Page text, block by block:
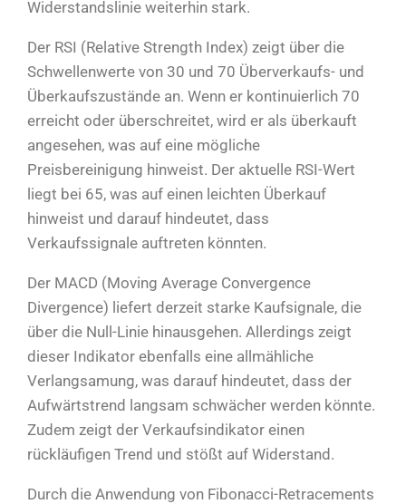
Widerstandslinie weiterhin stark.
Der RSI (Relative Strength Index) zeigt über die
Schwellenwerte von 30 und 70 Überverkaufs- und
Überkaufszustände an. Wenn er kontinuierlich 70
erreicht oder überschreitet, wird er als überkauft
angesehen, was auf eine mögliche
Preisbereinigung hinweist. Der aktuelle RSI-Wert
liegt bei 65, was auf einen leichten Überkauf
hinweist und darauf hindeutet, dass
Verkaufssignale auftreten könnten.
Der MACD (Moving Average Convergence
Divergence) liefert derzeit starke Kaufsignale, die
über die Null-Linie hinausgehen. Allerdings zeigt
dieser Indikator ebenfalls eine allmähliche
Verlangsamung, was darauf hindeutet, dass der
Aufwärtstrend langsam schwächer werden könnte.
Zudem zeigt der Verkaufsindikator einen
rückläufigen Trend und stößt auf Widerstand.
Durch die Anwendung von Fibonacci-Retracements